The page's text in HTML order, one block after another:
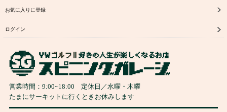
お気に入りに登録
ログイン
営業時間： 9:00~18:00 定休日／水曜・木曜
たまにサーキットに行くときお休みします